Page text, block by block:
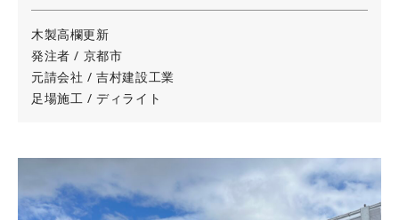
木製高欄更新
発注者 / 京都市
元請会社 / 吉村建設工業
足場施工 / ディライト